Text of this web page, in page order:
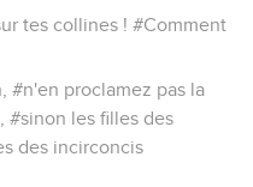
tes collines ! #Comment
#n'en proclamez pas la
#sinon les filles des
des incirconcis